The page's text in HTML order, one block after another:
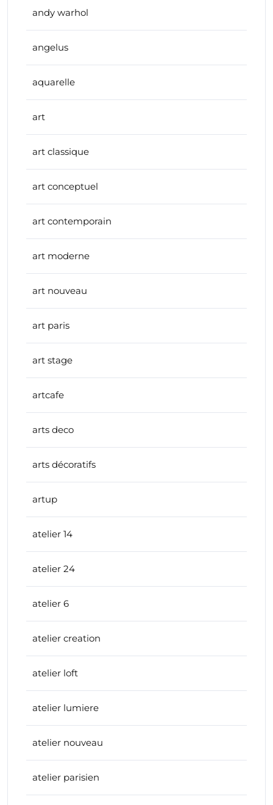
andy warhol
angelus
aquarelle
art
art classique
art conceptuel
art contemporain
art moderne
art nouveau
art paris
art stage
artcafe
arts deco
arts décoratifs
artup
atelier 14
atelier 24
atelier 6
atelier creation
atelier loft
atelier lumiere
atelier nouveau
atelier parisien